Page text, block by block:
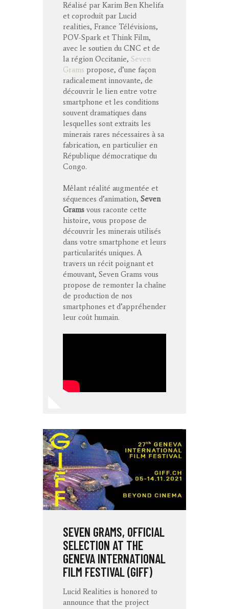
Réalisé par Karim Ben Khelifa
et coproduit par Lucid
realities, France Télévisions,
POV-Spark et Think Film,
avec le soutien du CNC et de
la région Occitanie, Seven
Grams propose, d’une façon
radicalement innovante, de
découvrir le lien entre votre
smartphone et les conditions
souvent dramatiques dans
lesquelles sont extraits les
minerais rares nécessaires à sa
fabrication, en particulier en
République démocratique du
Congo.
Mêlant réalité augmentée et
séquences d’animation, Seven
Grams vous raconte cette
histoire, vous propose de
découvrir les minerais utilisés
dans votre smartphone et leurs
particularités uniques. A
travers un récit poignant et
émouvant, Seven Grams vous
propose de remonter la chaîne
de production de nos
smartphones et d’appréhender
leur coût humain.
SEVEN GRAMS, OFFICIAL
SELECTION AT THE
GENEVA INTERNATIONAL
FILM FESTIVAL (GIFF)
Lucid Realities is honored to
announce that the project